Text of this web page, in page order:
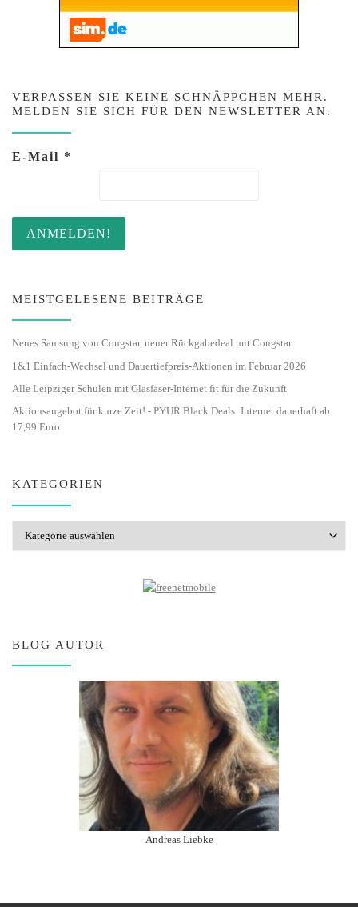
VERPASSEN SIE KEINE SCHNÄPPCHEN MEHR.
MELDEN SIE SICH FÜR DEN NEWSLETTER AN.
E-Mail *
MEISTGELESENE BEITRÄGE
Neues Samsung von Congstar, neuer Rückgabedeal mit Congstar
1&1 Einfach-Wechsel und Dauertiefpreis-Aktionen im Februar 2026
Alle Leipziger Schulen mit Glasfaser-Internet fit für die Zukunft
Aktionsangebot für kurze Zeit! - PŸUR Black Deals: Internet dauerhaft ab
17,99 Euro
KATEGORIEN
BLOG AUTOR
Andreas Liebke